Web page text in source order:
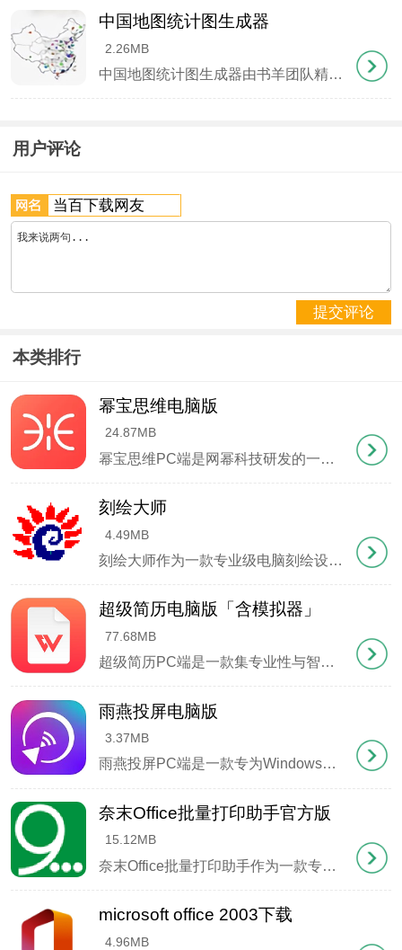
4、便捷支付方式：
提供多种主流支付渠道，包括电子支付和传统银行转
操作指南
1、通过"上传图片"按钮或直接拖放图片到指定区域
2、从DOCX、TXT等格式中选择需要的输出类型
4、点击"一键识别"按钮启动转换过程
中国地图统计图生成器
2.26MB
中国地图统计图生成器由书羊团队精心打造，这款工具能快速创建专业级中国地图数据可视化图表。生成的统计图色彩鲜明、细节精准，可直接嵌入项目方案、研究报告或学术论文中，大幅提升文档的专业度和表现力。软
用户评论
提交评论
本类排行
幂宝思维电脑版
24.87MB
幂宝思维PC端是网幂科技研发的一款创新性思维可视化工具，专为提升知识管理效率而设计。这款智能化的脑图软件能够满足不同场景需求，无论是商务人士的系统规划、团队协作的创意碰撞，还是个人的知识沉淀，都能通过直观的节点连接将零散信息转化为结构化知识网络。其独特的图形化呈现方式让抽象思维具象化，帮助用户快速构建认知框架，在信息爆炸时代实现高效的知识吸收与创造性输
刻绘大师
4.49MB
刻绘大师作为一款专业级电脑刻绘设计软件，其功能全面且操作便捷，完美兼容市面上主流进口及国产刻字机设备。软件集成了文字处理、图形变形、矢量图库、节点编辑、色彩管理等核心功能，无论是制作精致名片还是大型广告灯箱，都能轻松应对。直观的用户界面配合智能操作引导，让新手也能快速上手创作。
超级简历电脑版「含模拟器」
77.68MB
超级简历PC端是一款集专业性与智能化于一体的高效求职工具，已助力数百万职场精英斩获心仪offer。只需30分钟即可完成专业级简历制作，通过智能算法优化内容结构，显著提升简历竞争力与面试邀约率。无论应届生求职、职场晋升还是跨行业转型，内置的行业专属模板库与双语简历功能都能满足多元需求，配合HR专家团队的在线诊断服务，精准修正简历短板，让求职之路事半功倍。
雨燕投屏电脑版
3.37MB
雨燕投屏PC端是一款专为Windows系统打造的智能投屏解决方案。它突破了传统投屏设备的限制，通过软件技术实现跨终端屏幕共享，支持移动端与电视互联、手机电脑双向投屏、桌面端内容投射至大屏设备、网页内容一键推送等多样化投屏场景，让多屏互动变得简单高效。无论是商务会议中的方案演示，还是教学场景的内容展示，这款工具都能帮助用
奈末Office批量打印助手官方版
15.12MB
奈末Office批量打印助手作为一款专业高效的文档批量处理工具，其设计理念注重用户友好性和功能实用性。这款免安装绿色软件解压即用，完美支持Word、Excel、PPT等主流办公文档的批量打印任务，无论是WPS还是MSOffice生成的文件都能完美兼容。
microsoft office 2003下载
4.96MB